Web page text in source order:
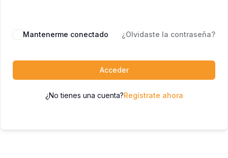
Mantenerme conectado ¿Olvidaste la contraseña?
Acceder
¿No tienes una cuenta?Regístrate ahora